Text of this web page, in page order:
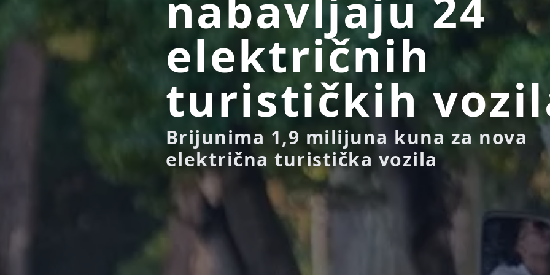
električnih
turističkih
Brijunima 1,9 milijuna kuna za nova
električna turistička vozila